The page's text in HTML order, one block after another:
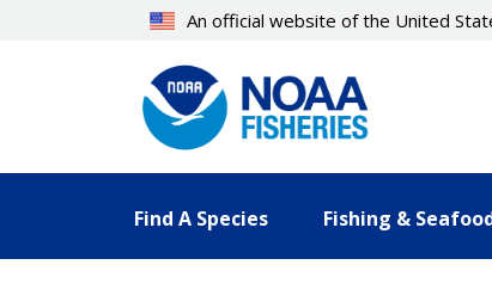
An official website of the United
Find A Species Fishing &